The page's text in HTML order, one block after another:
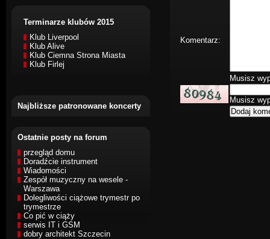
Terminarze klubów 2015
Klub Liverpool
Klub Alive
Klub Ciemna Strona Miasta
Klub Firlej
Najbliższe patronowane koncerty
Ostatnie posty na forum
przegląd domu
Doradźcie instrument
Wiadomości
Zespół muzyczny na wesele -
Warszawa
Dolegliwości ciążowe trymestr po
trymestrze
Co pić w ciąży
serwis IT i GSM
dobry architekt Szczecin
Komentarz:
Musisz
Musisz